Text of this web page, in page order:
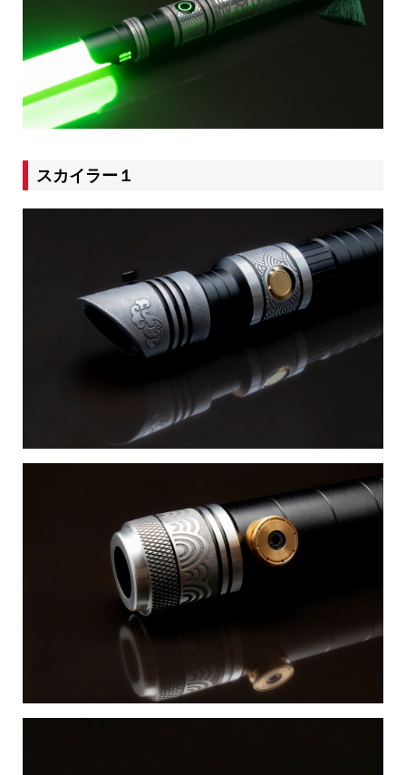
スカイラー１